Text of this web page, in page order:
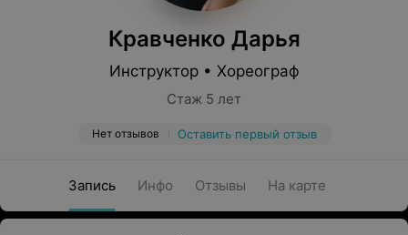
Кравченко Дарья
Инструктор • Хореограф
Стаж 5 лет
Нет отзывов Оставить первый отзыв
Запись Инфо Отзывы На карте